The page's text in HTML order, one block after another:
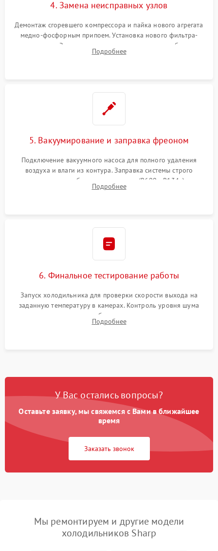
4. Замена неисправных узлов
Демонтаж сгоревшего компрессора и пайка нового агрегата
медно-фосфорным припоем. Установка нового фильтра-
осушителя. Замена изношенных вентиляторов обдува,
сломанных заслонок или поврежденных дверных петель.
Подробнее
5. Вакуумирование и заправка фреоном
Подключение вакуумного насоса для полного удаления
воздуха и влаги из контура. Заправка системы строго
дозированным объемом хладагента (R600a, R134a) по
электронным весам. Контроль рабочего давления в системе.
Подробнее
6. Финальное тестирование работы
Запуск холодильника для проверки скорости выхода на
заданную температуру в камерах. Контроль уровня шума
компрессора, отсутствия обмерзания стенок и корректного
срабатывания системы автоматической оттайки.
Подробнее
У Вас остались вопросы?
Оставьте заявку, мы свяжемся с Вами в ближайшее
время
Заказать звонок
Мы ремонтируем и другие модели
холодильников Sharp